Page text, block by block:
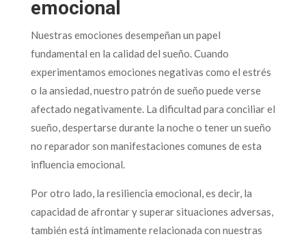
emocional
Nuestras emociones desempeñan un papel
fundamental en la calidad del sueño. Cuando
experimentamos emociones negativas como el estrés
o la ansiedad, nuestro patrón de sueño puede verse
afectado negativamente. La dificultad para conciliar el
sueño, despertarse durante la noche o tener un sueño
no reparador son manifestaciones comunes de esta
influencia emocional.
Por otro lado, la resiliencia emocional, es decir, la
capacidad de afrontar y superar situaciones adversas,
también está íntimamente relacionada con nuestras